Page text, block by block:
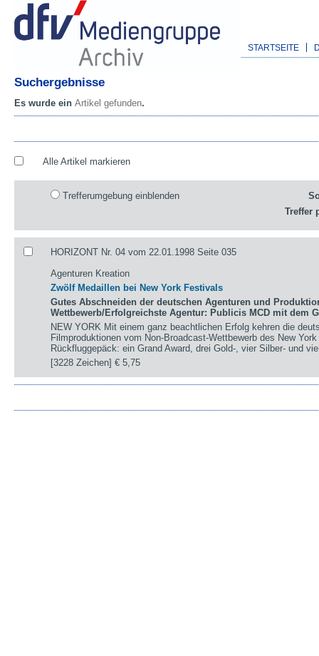
STARTSEITE
Suchergebnisse
Es wurde ein Artikel gefunden.
Alle Artikel markieren
Trefferumgebung einblenden
Treffer
HORIZONT Nr. 04 vom 22.01.1998 Seite 035
Agenturen Kreation
Zwölf Medaillen bei New York Festivals
Gutes Abschneiden der deutschen Agenturen und
Wettbewerb/Erfolgreichste Agentur: Publicis MCD mit dem
NEW YORK Mit einem ganz beachtlichen Erfolg kehren die
Filmproduktionen vom Non-Broadcast-Wettbewerb des New
Rückfluggepäck: ein Grand Award, drei Gold-, vier Silber- und
[3228 Zeichen]€ 5,75